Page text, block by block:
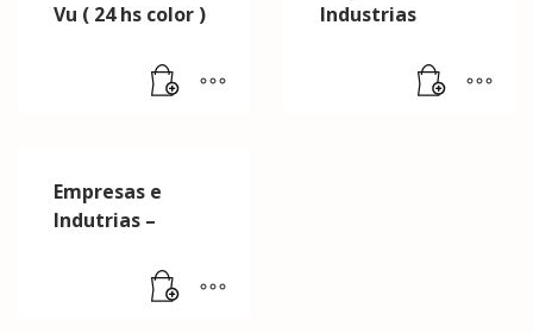
Vu ( 24 hs color )
Industrias
Empresas e
Indutrias –